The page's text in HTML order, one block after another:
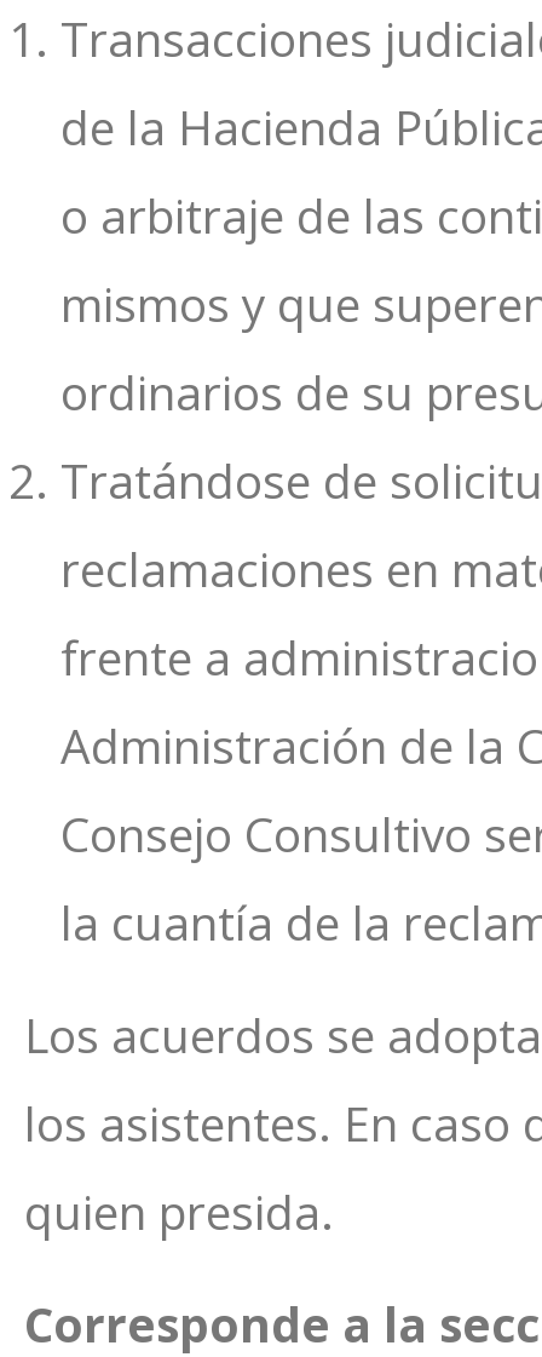
Transacciones
de la Hacienda
o arbitraje de las
mismos y que
ordinarios de su
Tratándose de
reclamaciones en
frente a
Administración de la
Consejo Consultivo
la cuantía de la
Los acuerdos se
los asistentes. En
quien presida.
Corresponde a la